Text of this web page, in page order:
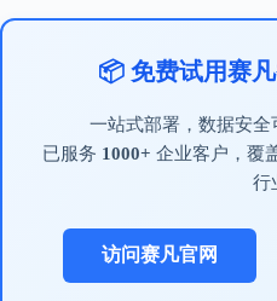
📦 免费试用赛
一站式部署，数据安
已服务 1000+ 企业客户，覆
行
访问赛凡官网